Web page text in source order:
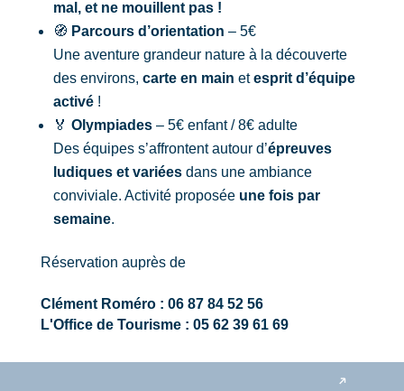
mal, et ne mouillent pas !
🧭 Parcours d’orientation – 5€
Une aventure grandeur nature à la découverte
des environs, carte en main etesprit d’équipe
activé!
🏅 Olympiades– 5€ enfant / 8€ adulte
Des équipes s’affrontent autour d’épreuves
ludiques et variéesdans une ambiance
conviviale. Activité proposée une fois par
semaine.
Réservation auprès de
Clément Roméro : 06 87 84 52 56
L'Office de Tourisme : 05 62 39 61 69